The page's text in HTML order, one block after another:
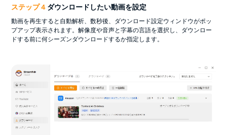
ステップ 4 ダウンロードしたい動画を設定
動画を再生すると自動解析、数秒後、ダウンロード設定ウィンドウがポッ
プアップ表示されます。解像度や音声と字幕の言語を選択し、ダウンロー
ドする前に何シーズンダウンロードするか指定します。